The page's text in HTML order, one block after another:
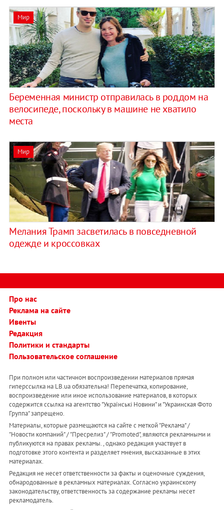
Мир
Беременная министр отправилась в роддом на
велосипеде, поскольку в машине не хватило
места
Мир
Мелания Трамп засветилась в повседневной
одежде и кроссовках
Про нас
Реклама на сайте
Ивенты
Редакция
Политики и стандарты
Пользовательское соглашение
При полном или частичном воспроизведении материалов прямая
гиперссылка на LB.ua обязательна! Перепечатка, копирование,
воспроизведение или иное использование материалов, в которых
содержится ссылка на агентство "Українськi Новини" и "Украинская Фото
Группа" запрещено.
Материалы, которые размещаются на сайте с меткой "Реклама" /
"Новости компаний" / "Пресрелиз" / "Promoted", являются рекламными и
публикуются на правах рекламы. , однако редакция участвует в
подготовке этого контента и разделяет мнения, высказанные в этих
материалах.
Редакция не несет ответственности за факты и оценочные суждения,
обнародованные в рекламных материалах. Согласно украинскому
законодательству, ответственность за содержание рекламы несет
рекламодатель.